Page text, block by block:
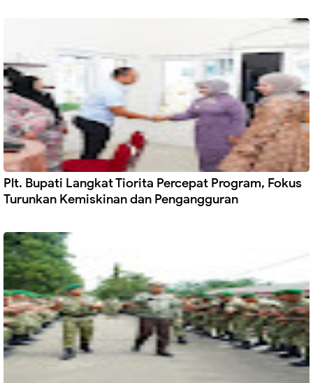
Plt. Bupati Langkat Tiorita Percepat Program, Fokus
Turunkan Kemiskinan dan Pengangguran